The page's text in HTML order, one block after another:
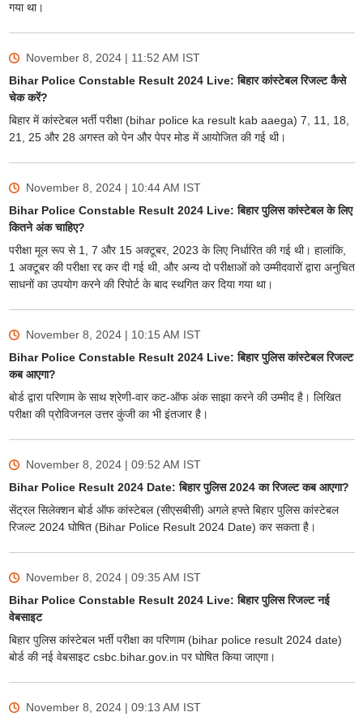
गया था।
November 8, 2024 | 11:52 AM IST
Bihar Police Constable Result 2024 Live: बिहार कांस्टेबल रिजल्ट कैसे
चेक करें?
बिहार में कांस्टेबल भर्ती परीक्षा (bihar police ka result kab aaega) 7, 11, 18,
21, 25 और 28 अगस्त को पेन और पेपर मोड में आयोजित की गई थी।
November 8, 2024 | 10:44 AM IST
Bihar Police Constable Result 2024 Live: बिहार पुलिस कांस्टेबल के लिए
कितने अंक चाहिए?
परीक्षा मूल रूप से 1, 7 और 15 अक्टूबर, 2023 के लिए निर्धारित की गई थी। हालांकि,
1 अक्टूबर की परीक्षा रद्द कर दी गई थी, और अन्य दो परीक्षाओं को उम्मीदवारों द्वारा अनुचित
साधनों का उपयोग करने की रिपोर्ट के बाद स्थगित कर दिया गया था।
November 8, 2024 | 10:15 AM IST
Bihar Police Constable Result 2024 Live: बिहार पुलिस कांस्टेबल रिजल्ट
कब आएगा?
बोर्ड द्वारा परिणाम के साथ श्रेणी-वार कट-ऑफ अंक साझा करने की उम्मीद है। लिखित
परीक्षा की प्रोविजनल उत्तर कुंजी का भी इंतजार है।
November 8, 2024 | 09:52 AM IST
Bihar Police Result 2024 Date: बिहार पुलिस 2024 का रिजल्ट कब आएगा?
सेंट्रल सिलेक्शन बोर्ड ऑफ कांस्टेबल (सीएसबीसी) अगले हफ्ते बिहार पुलिस कांस्टेबल
रिजल्ट 2024 घोषित (Bihar Police Result 2024 Date) कर सकता है।
November 8, 2024 | 09:35 AM IST
Bihar Police Constable Result 2024 Live: बिहार पुलिस रिजल्ट नई
वेबसाइट
बिहार पुलिस कांस्टेबल भर्ती परीक्षा का परिणाम (bihar police result 2024 date)
बोर्ड की नई वेबसाइट csbc.bihar.gov.in पर घोषित किया जाएगा।
November 8, 2024 | 09:13 AM IST